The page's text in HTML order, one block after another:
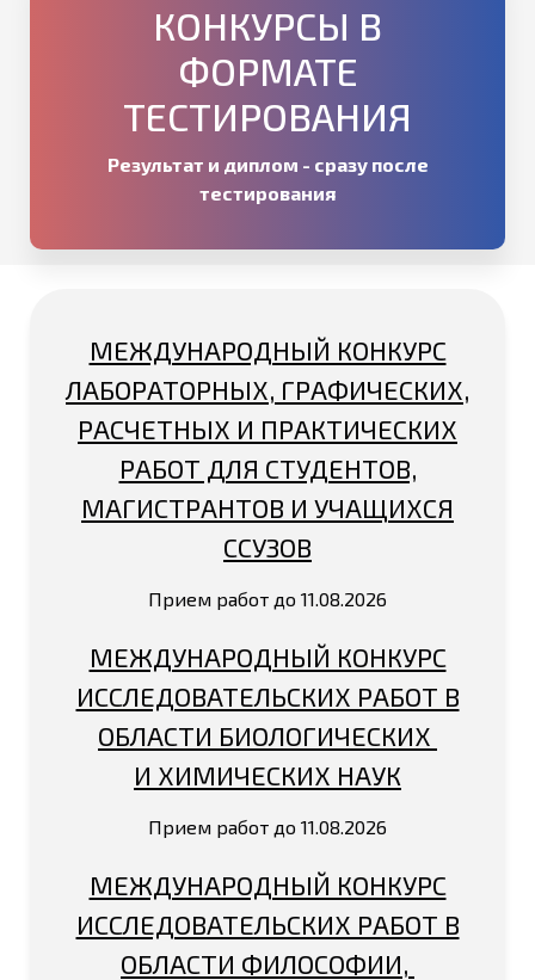
КОНКУРСЫ В
ФОРМАТЕ
ТЕСТИРОВАНИЯ
Результат и диплом - сразу после
тестирования
МЕЖДУНАРОДНЫЙ КОНКУРС
ЛАБОРАТОРНЫХ, ГРАФИЧЕСКИХ,
РАСЧЕТНЫХ И ПРАКТИЧЕСКИХ
РАБОТ ДЛЯ СТУДЕНТОВ,
МАГИСТРАНТОВ И УЧАЩИХСЯ
ССУЗОВ
Прием работ до 11.08.2026
МЕЖДУНАРОДНЫЙ КОНКУРС
ИССЛЕДОВАТЕЛЬСКИХ РАБОТ В
ОБЛАСТИ БИОЛОГИЧЕСКИХ
И ХИМИЧЕСКИХ НАУК
Прием работ до 11.08.2026
МЕЖДУНАРОДНЫЙ КОНКУРС
ИССЛЕДОВАТЕЛЬСКИХ РАБОТ В
ОБЛАСТИ ФИЛОСОФИИ,